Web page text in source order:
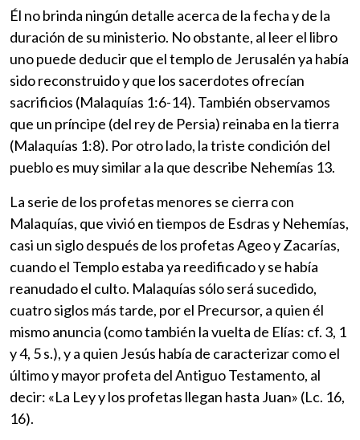
Él no brinda ningún detalle acerca de la fecha y de la
duración de su ministerio. No obstante, al leer el libro
uno puede deducir que el templo de Jerusalén ya había
sido reconstruido y que los sacerdotes ofrecían
sacrificios (Malaquías 1:6-14). También observamos
que un príncipe (del rey de Persia) reinaba en la tierra
(Malaquías 1:8). Por otro lado, la triste condición del
pueblo es muy similar a la que describe Nehemías 13.
La serie de los profetas menores se cierra con
Malaquías, que vivió en tiempos de Esdras y Nehemías,
casi un siglo después de los profetas Ageo y Zacarías,
cuando el Templo estaba ya reedificado y se había
reanudado el culto. Malaquías sólo será sucedido,
cuatro siglos más tarde, por el Precursor, a quien él
mismo anuncia (como también la vuelta de Elías: cf. 3, 1
y 4, 5 s.), y a quien Jesús había de caracterizar como el
último y mayor profeta del Antiguo Testamento, al
decir: «La Ley y los profetas llegan hasta Juan» (Lc. 16,
16).